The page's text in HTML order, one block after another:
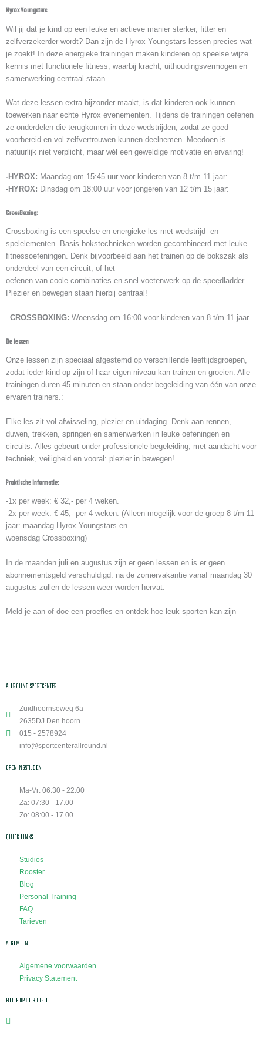
Hyrox Youngstars
Wil jij dat je kind op een leuke en actieve manier sterker, fitter en
zelfverzekerder wordt? Dan zijn de Hyrox Youngstars lessen precies wat
je zoekt! In deze energieke trainingen maken kinderen op speelse wijze
kennis met functionele fitness, waarbij kracht, uithoudingsvermogen en
samenwerking centraal staan.
Wat deze lessen extra bijzonder maakt, is dat kinderen ook kunnen
toewerken naar echte Hyrox evenementen. Tijdens de trainingen oefenen
ze onderdelen die terugkomen in deze wedstrijden, zodat ze goed
voorbereid en vol zelfvertrouwen kunnen deelnemen. Meedoen is
natuurlijk niet verplicht, maar wél een geweldige motivatie en ervaring!
-HYROX: Maandag om 15:45 uur voor kinderen van 8 t/m 11 jaar:
-HYROX: Dinsdag om 18:00 uur voor jongeren van 12 t/m 15 jaar:
CrossBoxing:
Crossboxing is een speelse en energieke les met wedstrijd- en
spelelementen. Basis bokstechnieken worden gecombineerd met leuke
fitnessoefeningen. Denk bijvoorbeeld aan het trainen op de bokszak als
onderdeel van een circuit, of het
oefenen van coole combinaties en snel voetenwerk op de speedladder.
Plezier en bewegen staan hierbij centraal!
–CROSSBOXING: Woensdag om 16:00 voor kinderen van 8 t/m 11 jaar
De lessen
Onze lessen zijn speciaal afgestemd op verschillende leeftijdsgroepen,
zodat ieder kind op zijn of haar eigen niveau kan trainen en groeien. Alle
trainingen duren 45 minuten en staan onder begeleiding van één van onze
ervaren trainers.:
Elke les zit vol afwisseling, plezier en uitdaging. Denk aan rennen,
duwen, trekken, springen en samenwerken in leuke oefeningen en
circuits. Alles gebeurt onder professionele begeleiding, met aandacht voor
techniek, veiligheid en vooral: plezier in bewegen!
Praktische informatie:
-1x per week: € 32,- per 4 weken.
-2x per week: € 45,- per 4 weken. (Alleen mogelijk voor de groep 8 t/m 11
jaar: maandag Hyrox Youngstars en
woensdag Crossboxing)
In de maanden juli en augustus zijn er geen lessen en is er geen
abonnementsgeld verschuldigd. na de zomervakantie vanaf maandag 30
augustus zullen de lessen weer worden hervat.
Meld je aan of doe een proefles en ontdek hoe leuk sporten kan zijn
ALLROUND SPORTCENTER
Zuidhoornseweg 6a
2635DJ Den hoorn
015 - 2578924
info@sportcenterallround.nl
OPENINGSTIJDEN
Ma-Vr: 06.30 - 22.00
Za: 07:30 - 17.00
Zo: 08:00 - 17.00
QUICK LINKS
Studios
Rooster
Blog
Personal Training
FAQ
Tarieven
ALGEMEEN
Algemene voorwaarden
Privacy Statement
BLIJF OP DE HOOGTE